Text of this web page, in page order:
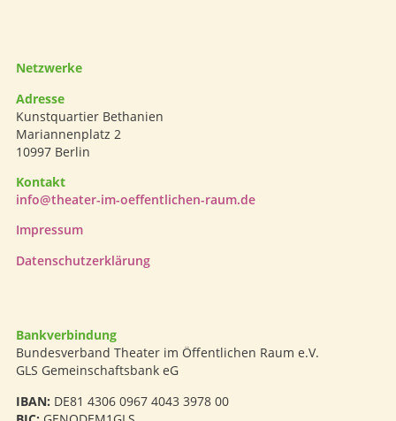
Netzwerke
Adresse
Kunstquartier Bethanien
Mariannenplatz 2
10997 Berlin
Kontakt
info@theater-im-oeffentlichen-raum.de
Impressum
Datenschutzerklärung
Bankverbindung
Bundesverband Theater im Öffentlichen Raum e.V.
GLS Gemeinschaftsbank eG
IBAN: DE81 4306 0967 4043 3978 00